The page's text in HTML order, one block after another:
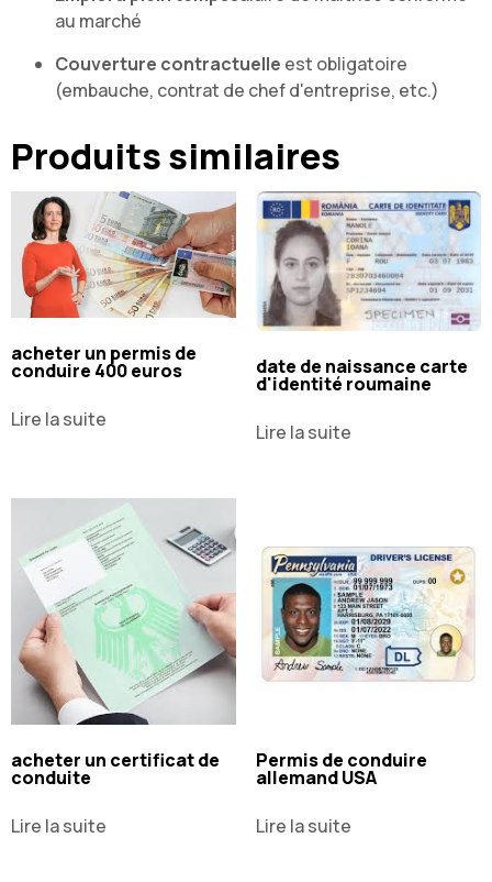
au marché
Couverture contractuelle est obligatoire
(embauche, contrat de chef d'entreprise, etc.)
Produits similaires
acheter un permis de
conduire 400 euros
Lire la suite
date de naissance carte
d'identité roumaine
Lire la suite
acheter un certificat de
conduite
Lire la suite
Permis de conduire
allemand USA
Lire la suite